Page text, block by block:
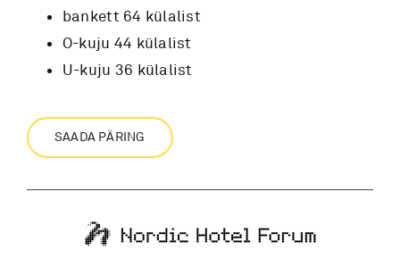
bankett 64 külalist
O-kuju 44 külalist
U-kuju 36 külalist
SAADA PÄRING